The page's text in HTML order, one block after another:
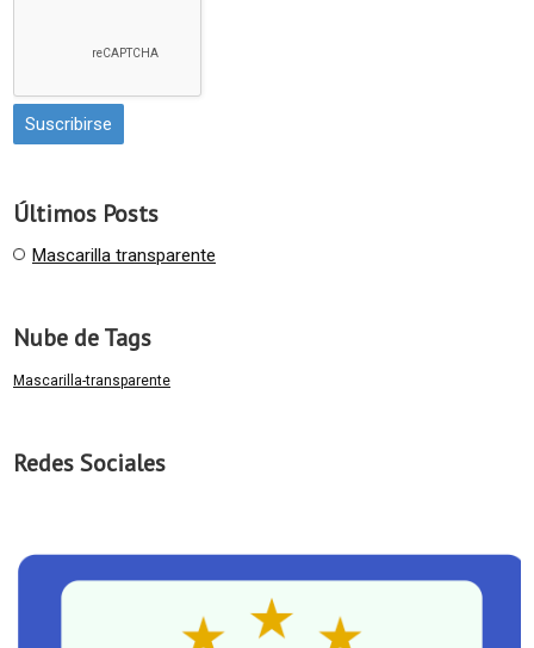
Últimos Posts
Mascarilla transparente
Nube de Tags
Mascarilla-transparente
Redes Sociales